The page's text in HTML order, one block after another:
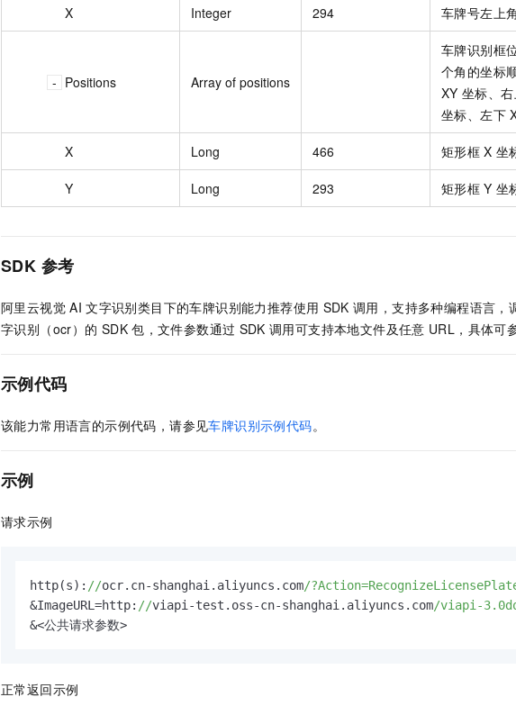
X Integer 294 车牌号左上角
Positions Array of positions
车牌识别框
个角的坐标
XY 坐标、右
坐标、左下
X Long 466 矩形框 X 坐
Y Long 293 矩形框 Y 坐
SDK 参考
阿里云视觉 AI 文字识别类目下的车牌识别能力推荐使用 SDK 调用，支持多种编程语言，
字识别（ocr）的 SDK 包，文件参数通过 SDK 调用可支持本地文件及任意 URL，具体可
示例代码
该能力常用语言的示例代码，请参见车牌识别示例代码。
示例
请求示例
http(s): //ocr.cn-shanghai.aliyuncs.com/
&ImageURL=http: //viapi-test.oss-cn-shanghai.aliyuncs.com/viapi-
&<公共请求参数>
正常返回示例